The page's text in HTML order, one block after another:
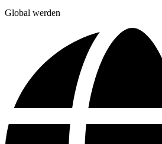
Global werden